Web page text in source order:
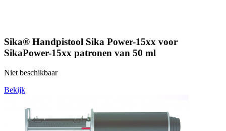
Sika® Handpistool Sika Power-15xx voor
SikaPower-15xx patronen van 50 ml
Niet beschikbaar
Bekijk